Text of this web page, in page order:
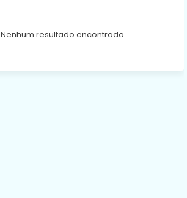
Nenhum resultado encontrado